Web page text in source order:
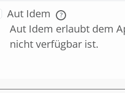
Aut Idem ?
Aut Idem erlaubt dem
nicht verfügbar ist.